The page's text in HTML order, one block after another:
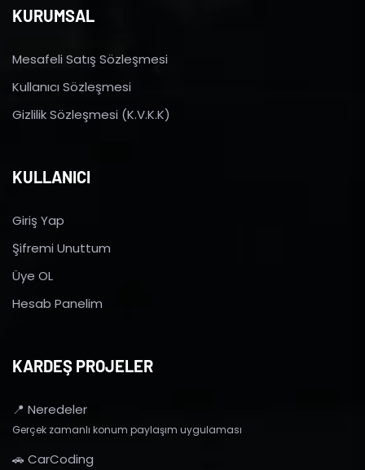
KURUMSAL
Mesafeli Satış Sözleşmesi
Kullanıcı Sözleşmesi
Gizlilik Sözleşmesi (K.V.K.K)
KULLANICI
Giriş Yap
Şifremi Unuttum
Üye OL
Hesab Panelim
KARDEŞ PROJELER
📍 Neredeler
Gerçek zamanlı konum paylaşım uygulaması
🚗 CarCoding